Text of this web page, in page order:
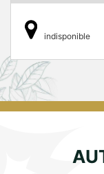
indisponible